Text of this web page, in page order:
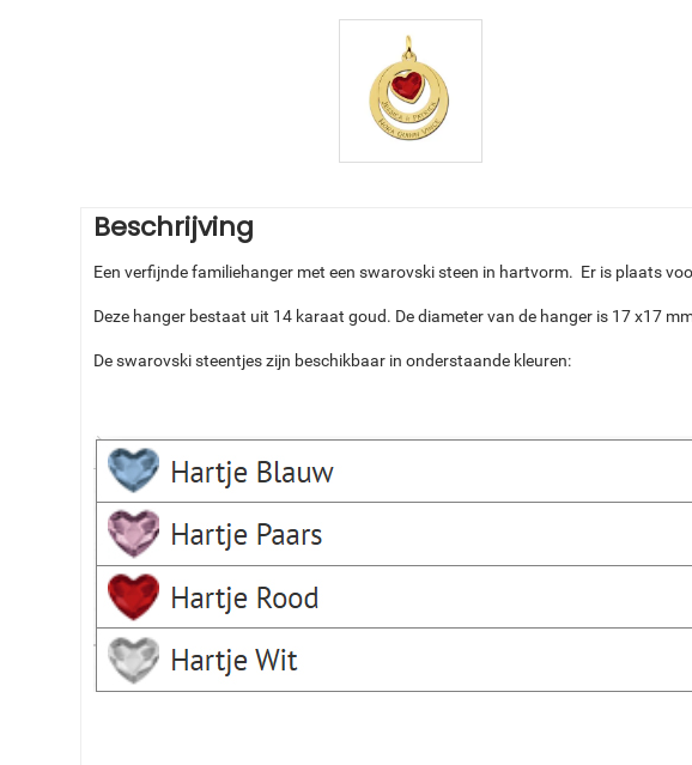
Beschrijving
Een verfijnde familiehanger met een swarovski steen in hartvorm. Er is plaats
Deze hanger bestaat uit 14 karaat goud. De diameter van de hanger is 17 x17
De swarovski steentjes zijn beschikbaar in onderstaande kleuren: